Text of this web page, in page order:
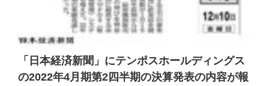
「日本経済新聞」にテンポスホールディングス
の2022年4月期第2四半期の決算発表の内容が報